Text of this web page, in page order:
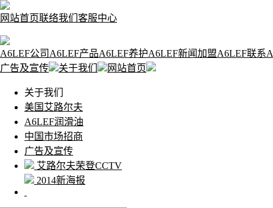
网站首页联络我们 客服中心
A6LEF公司 A6LEF产品A6LEF养护A6LEF新闻加盟A6LEF联系
广告及宣传
关于我们 网站首页
关于我们
美国艾路尔夫
A6LEF润滑油
中国市场招商
广告及宣传
艾路尔夫荣登CCTV
2014新海报